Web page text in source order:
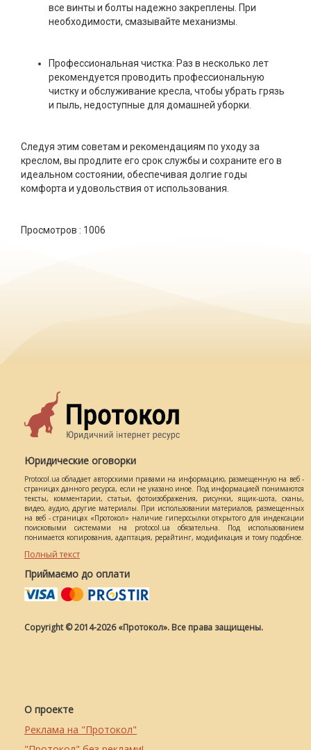
все винты и болты надежно закреплены. При
необходимости, смазывайте механизмы.
Профессиональная чистка: Раз в несколько лет
рекомендуется проводить профессиональную
чистку и обслуживание кресла, чтобы убрать грязь
и пыль, недоступные для домашней уборки.
Следуя этим советам и рекомендациям по уходу за
креслом, вы продлите его срок службы и сохраните его в
идеальном состоянии, обеспечивая долгие годы
комфорта и удовольствия от использования.
Просмотров : 1006
Юридические оговорки
Protocol.ua обладает авторскими правами на информацию, размещенную на веб -
страницах данного ресурса, если не указано иное. Под информацией понимаются
тексты, комментарии, статьи, фотоизображения, рисунки, ящик-шота, сканы,
видео, аудио, другие материалы. При использовании материалов, размещенных
на веб - страницах «Протокол» наличие гиперссылки открытого для индексации
поисковыми системами на protocol.ua обязательна. Под использованием
понимается копирования, адаптация, рерайтинг, модификация и тому подобное.
Полный текст
Приймаємо до оплати
Copyright © 2014-2026 «Протокол». Все права защищены.
О проекте
Реклама на "Протокол"